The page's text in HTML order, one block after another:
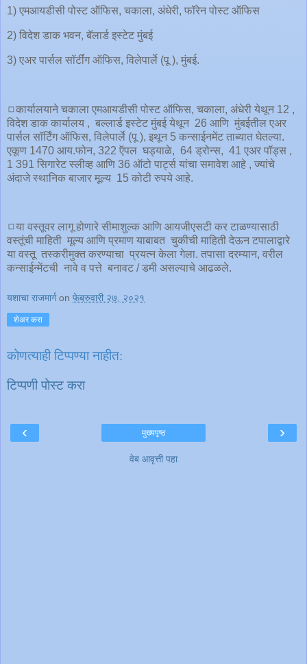
1) एमआयडीसी पोस्ट ऑफिस, चकाला, अंधेरी, फॉरेन पोस्ट ऑफिस
2) विदेश डाक भवन, बॅलार्ड इस्टेट मुंबई
3) एअर पार्सल सॉर्टींग ऑफिस, विलेपार्ले (पू ), मुंबई.
◻️कार्यालयाने चकाला एमआयडीसी पोस्ट ऑफिस, चकाला, अंधेरी येथून 12 ,
विदेश डाक कार्यालय , बल्लार्ड इस्टेट मुंबई येथून 26 आणि मुंबईतील एअर
पार्सल सॉर्टिंग ऑफिस, विलेपार्ले (पू ), इथून 5 कन्साईनमेंट ताब्यात घेतल्या.
एकूण 1470 आय.फोन, 322 ऍपल घड्याळे, 64 ड्रोन्स, 41 एअर पॉड्स ,
1 391 सिगारेट स्लीव्ह आणि 36 ऑटो पार्ट्स यांचा समावेश आहे , ज्यांचे
अंदाजे स्थानिक बाजार मूल्य 15 कोटी रुपये आहे.
◻️या वस्तूवर लागू होणारे सीमाशुल्क आणि आयजीएसटी कर टाळण्यासाठी
वस्तूंची माहिती मूल्य आणि प्रमाण याबाबत चुकीची माहिती देऊन टपालाद्वारे
या वस्तू तस्करीमुक्त करण्याचा प्रयत्न केला गेला. तपासा दरम्यान, वरील
कन्साईन्मेंटची नावे व पत्ते बनावट / डमी असल्याचे आढळले.
यशाचा राजमार्ग on फेब्रुवारी २७, २०२१
शेअर करा
कोणत्याही टिप्पण्‍या नाहीत:
टिप्पणी पोस्ट करा
‹ ›
मुख्यपृष्ठ
वेब आवृत्ती पहा